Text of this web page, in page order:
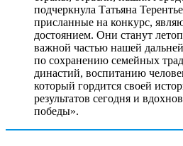
подчеркнула Татьяна
присланные на конкурс,
достоянием. Они станут
важной частью нашей
по сохранению семейных
династий, воспитанию
который гордится своей
результатов сегодня и
победы».